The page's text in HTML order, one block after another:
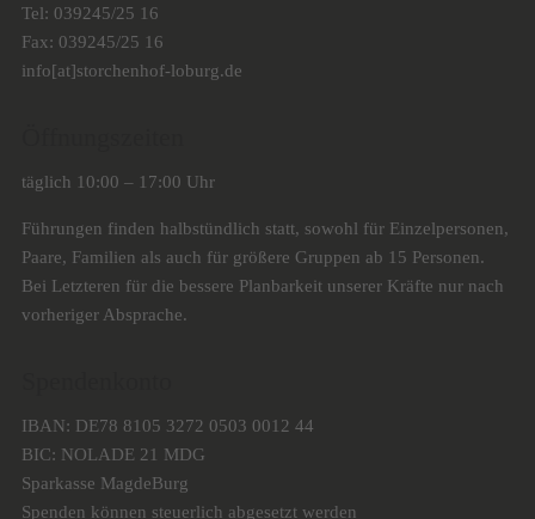
Tel: 039245/25 16
Fax: 039245/25 16
info[at]storchenhof-loburg.de
täglich 10:00 – 17:00 Uhr
Führungen finden halbstündlich statt, sowohl für Einzelpersonen,
Paare, Familien als auch für größere Gruppen ab 15 Personen.
Bei Letzteren für die bessere Planbarkeit unserer Kräfte nur nach
vorheriger Absprache.
IBAN: DE78 8105 3272 0503 0012 44
BIC: NOLADE 21 MDG
Sparkasse MagdeBurg
Spenden können steuerlich abgesetzt werden